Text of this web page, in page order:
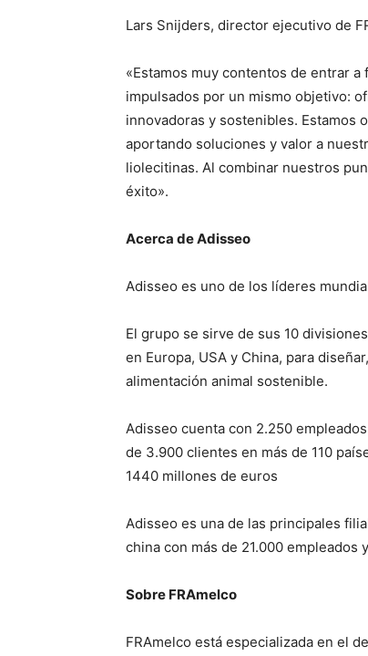
Lars Snijders, director ejecutivo de
«Estamos muy contentos de entrar
impulsados por un mismo objetivo:
innovadoras y sostenibles. Estamos
aportando soluciones y valor a
liolecitinas. Al combinar nuestros
éxito».
Acerca de Adisseo
Adisseo es uno de los líderes
El grupo se sirve de sus 10
en Europa, USA y China, para
alimentación animal sostenible.
Adisseo cuenta con 2.250
de 3.900 clientes en más de 110
1440 millones de euros
Adisseo es una de las principales
china con más de 21.000
Sobre FRAmelco
FRAmelco está especializada en el